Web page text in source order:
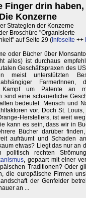
Finger drin
Konzerne
Strategien der Konzerne
Broschüre "Organisierte
auf Seite 29 ( Infoseite ++
oder Bücher über
alles) ist durchaus
Geschäftspraxen des
meist unterstützten
um Patente an
sind eine schauerliche
bedeutet: Mensch und
vor. Doch St.
Herstellers, ist weit
kann es sein, dass wir in
Bücher darüber
aufräumt und Schaden
etwas? Liegt das nur an
politisch rechten
, gepaart mit einer
Traditionen? Oder
die europäische Firmen
der Genfelder
an ...